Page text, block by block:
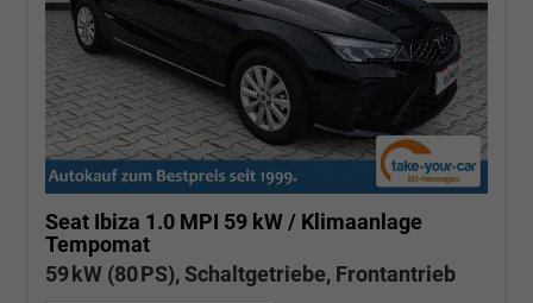
Seat Ibiza 1.0 MPI 59 kW / Klimaanlage
Tempomat
59 kW (80 PS), Schaltgetriebe, Frontantrieb